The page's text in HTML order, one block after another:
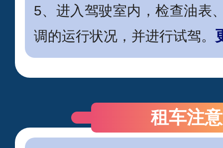
5、进入驾驶室内，检查油表
调的运行状况，并进行试驾。
租车注意